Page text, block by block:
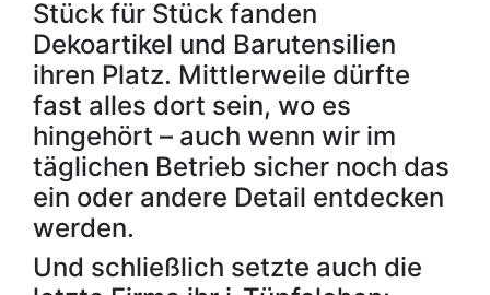
Stück für Stück fanden
Dekoartikel und Barutensilien
ihren Platz. Mittlerweile dürfte
fast alles dort sein, wo es
hingehört – auch wenn wir im
täglichen Betrieb sicher noch das
ein oder andere Detail entdecken
werden.
Und schließlich setzte auch die